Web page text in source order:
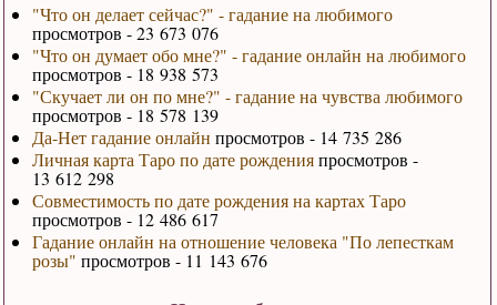
"Что он делает сейчас?" - гадание на любимого
просмотров - 23 673 076
"Что он думает обо мне?" - гадание онлайн на любимого
просмотров - 18 938 573
"Скучает ли он по мне?" - гадание на чувства любимого
просмотров - 18 578 139
Да-Нет гадание онлайн просмотров - 14 735 286
Личная карта Таро по дате рожденияпросмотров -
13 612 298
Совместимость по дате рождения на картах Таро
просмотров - 12 486 617
Гадание онлайн на отношение человека "По лепесткам
розы" просмотров - 11 143 676